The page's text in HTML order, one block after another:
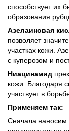
способствует их
образования
Азелаиновая
позволяет
участках кожи.
с куперозом и
Ниацинамид
кожи. Благодаря
участвует в
Применяем так:
Сначала наносим